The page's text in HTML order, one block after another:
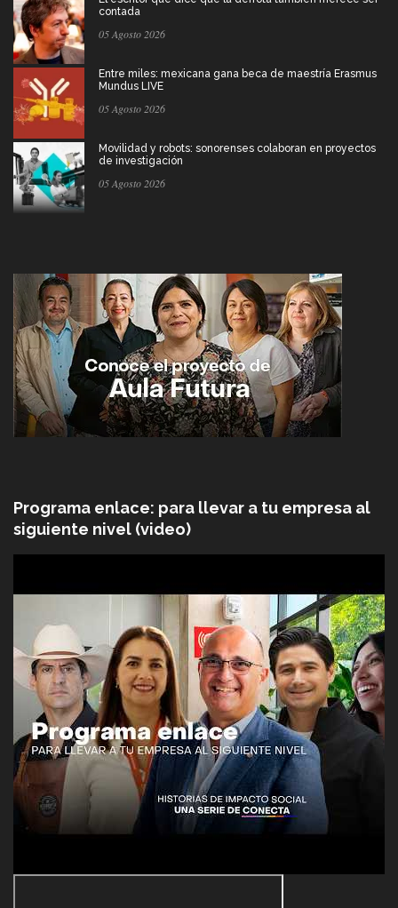
contada
05 Agosto 2026
Entre miles: mexicana gana beca de maestría Erasmus
Mundus LIVE
05 Agosto 2026
Movilidad y robots: sonorenses colaboran en proyectos
de investigación
05 Agosto 2026
Programa enlace: para llevar a tu empresa al
siguiente nivel (video)